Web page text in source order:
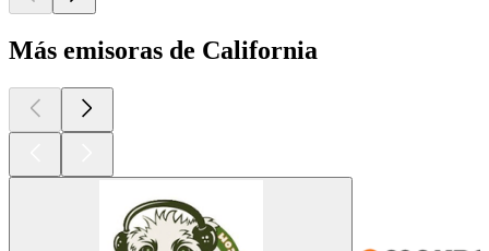
Más emisoras de California